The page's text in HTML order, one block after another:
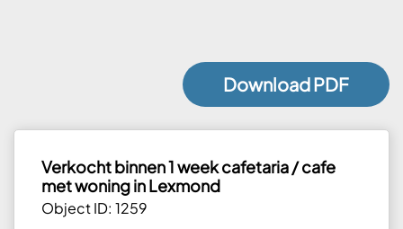
Download PDF
Verkocht binnen 1 week cafetaria / cafe
met woning in Lexmond
Object ID: 1259